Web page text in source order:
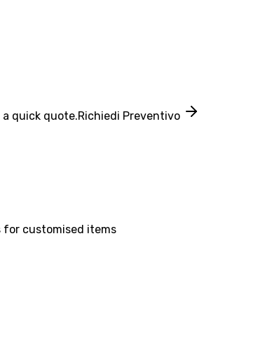
quick quote.Richiedi Preventivo
for customised items